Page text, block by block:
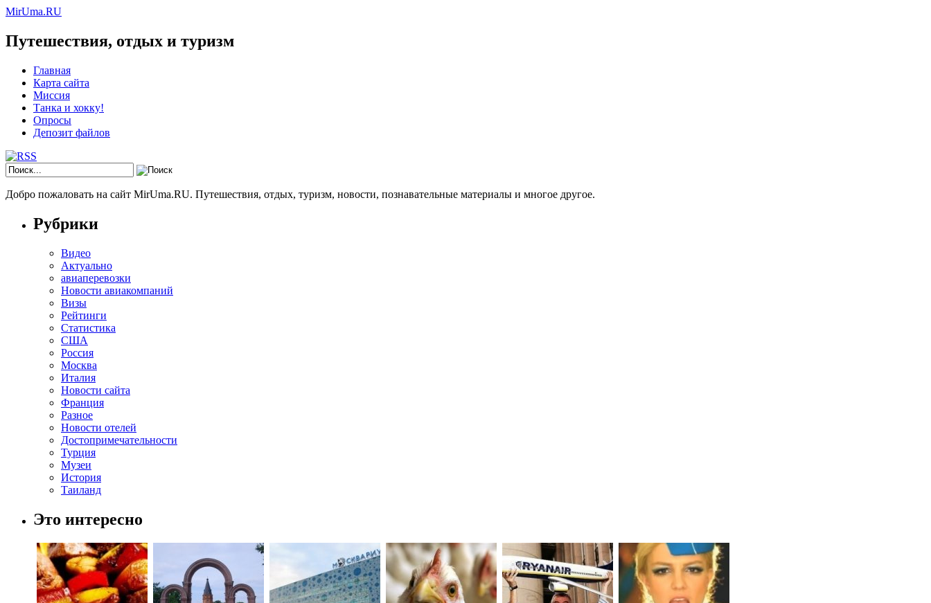
MirUma.RU
Путешествия, отдых и туризм
Главная
Карта сайта
Миссия
Танка и хокку!
Опросы
Депозит файлов
Добро пожаловать на сайт MirUma.RU. Путешествия, отдых, туризм, новости, познавательные материалы и многое другое.
Рубрики
Видео
Актуально
авиаперевозки
Новости авиакомпаний
Визы
Рейтинги
Статистика
США
Россия
Москва
Италия
Новости сайта
Франция
Разное
Новости отелей
Достопримечательности
Турция
Музеи
История
Таиланд
Это интересно